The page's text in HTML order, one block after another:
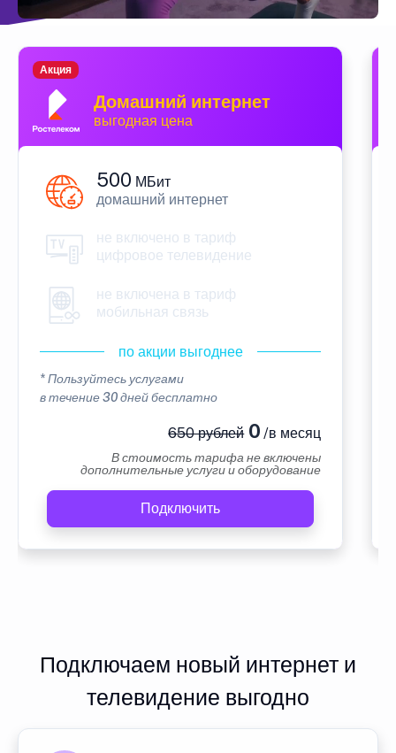
Домашний интернет
выгодная цена
Акция
500 МБит
домашний интернет
не включено в тариф
цифровое телевидение
не включена в тариф
мобильная связь
по акции выгоднее
* Пользуйтесь услугами
в течение 30 дней бесплатно
650 рублей0 /в месяц
В стоимость тарифа не включены
дополнительные услуги и оборудование
Подключить
Подключаем новый интернет и
телевидение выгодно